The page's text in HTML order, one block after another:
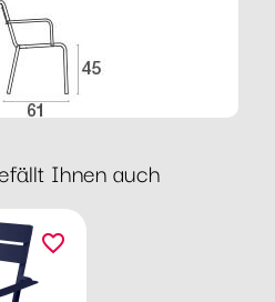
Ihnen auch
favorite_border